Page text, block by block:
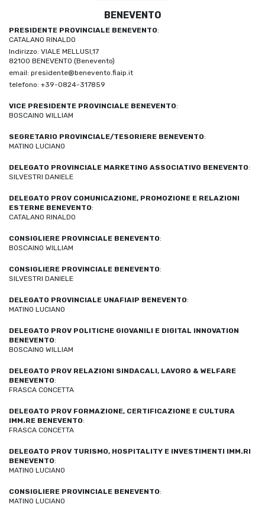
BENEVENTO
PRESIDENTE PROVINCIALE BENEVENTO:
CATALANO RINALDO
Indirizzo: VIALE MELLUSI,17
82100 BENEVENTO (Benevento)
email: presidente@benevento.fiaip.it
telefono: +39-0824-317859
VICE PRESIDENTE PROVINCIALE BENEVENTO:
BOSCAINO WILLIAM
SEGRETARIO PROVINCIALE/TESORIERE BENEVENTO:
MATINO LUCIANO
DELEGATO PROVINCIALE MARKETING ASSOCIATIVO BENEVENTO:
SILVESTRI DANIELE
DELEGATO PROV COMUNICAZIONE, PROMOZIONE E RELAZIONI
ESTERNE BENEVENTO:
CATALANO RINALDO
CONSIGLIERE PROVINCIALE BENEVENTO:
BOSCAINO WILLIAM
CONSIGLIERE PROVINCIALE BENEVENTO:
SILVESTRI DANIELE
DELEGATO PROVINCIALE UNAFIAIP BENEVENTO:
MATINO LUCIANO
DELEGATO PROV POLITICHE GIOVANILI E DIGITAL INNOVATION
BENEVENTO:
BOSCAINO WILLIAM
DELEGATO PROV RELAZIONI SINDACALI, LAVORO & WELFARE
BENEVENTO:
FRASCA CONCETTA
DELEGATO PROV FORMAZIONE, CERTIFICAZIONE E CULTURA
IMM.RE BENEVENTO:
FRASCA CONCETTA
DELEGATO PROV TURISMO, HOSPITALITY E INVESTIMENTI IMM.RI
BENEVENTO:
MATINO LUCIANO
CONSIGLIERE PROVINCIALE BENEVENTO:
MATINO LUCIANO